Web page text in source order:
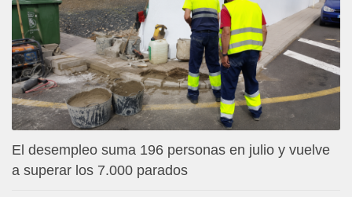
El desempleo suma 196 personas en julio y vuelve
a superar los 7.000 parados